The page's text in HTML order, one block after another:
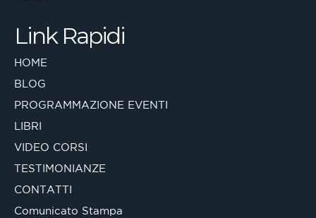
Link Rapidi
HOME
BLOG
PROGRAMMAZIONE EVENTI
LIBRI
VIDEO CORSI
TESTIMONIANZE
CONTATTI
Comunicato Stampa